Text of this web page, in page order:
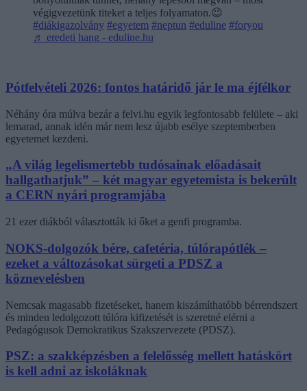
végigvezetünk titeket a teljes folyamaton.😉
#diákigazolvány #egyetem #neptun #eduline #foryou
♬ eredeti hang - eduline.hu
Pótfelvételi 2026: fontos határidő jár le ma éjfélkor
Néhány óra múlva bezár a felvi.hu egyik legfontosabb felülete – aki
lemarad, annak idén már nem lesz újabb esélye szeptemberben
egyetemet kezdeni.
„A világ legelismertebb tudósainak előadásait
hallgathatjuk” – két magyar egyetemista is bekerült
a CERN nyári programjába
21 ezer diákból választották ki őket a genfi programba.
NOKS-dolgozók bére, cafetéria, túlórapótlék –
ezeket a változásokat sürgeti a PDSZ a
köznevelésben
Nemcsak magasabb fizetéseket, hanem kiszámíthatóbb bérrendszert
és minden ledolgozott túlóra kifizetését is szeretné elérni a
Pedagógusok Demokratikus Szakszervezete (PDSZ).
PSZ: a szakképzésben a felelősség mellett hatáskört
is kell adni az iskoláknak